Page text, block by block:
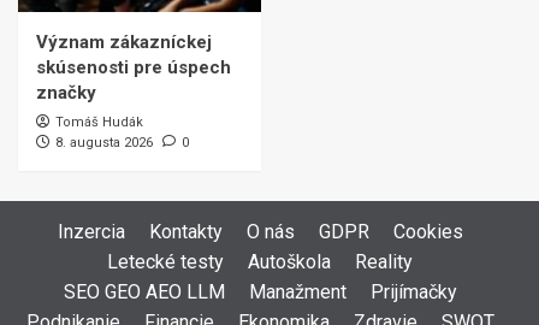
Význam zákazníckej
skúsenosti pre úspech
značky
Tomáš Hudák
8. augusta 2026
0
Inzercia Kontakty O nás GDPR
Cookies
Letecké testy
Autoškola
Reality
SEO GEO AEO LLM
Manažment
Prijímačky